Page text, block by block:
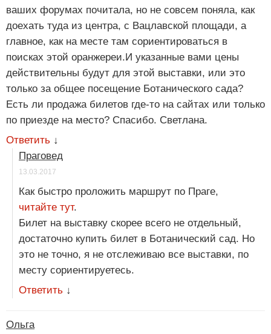
ваших форумах почитала, но не совсем поняла, как
доехать туда из центра, с Вацлавской площади, а
главное, как на месте там сориентироваться в
поисках этой оранжереи.И указанные вами цены
действительны будут для этой выставки, или это
только за общее посещение Ботанического сада?
Есть ли продажа билетов где-то на сайтах или только
по приезде на место? Спасибо. Светлана.
Ответить ↓
Праговед
13.03.2017
Как быстро проложить маршрут по Праге,
читайте тут.
Билет на выставку скорее всего не отдельный,
достаточно купить билет в Ботанический сад. Но
это не точно, я не отслеживаю все выставки, по
месту сориентируетесь.
Ответить ↓
Ольга